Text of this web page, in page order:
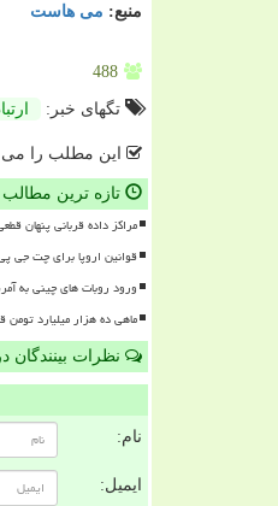
منبع: می هاست
488
تگهای خبر:
این مطلب را می
تازه ترین
مراکز داده قربانی پنهان
قوانین اروپا برای چت
ورود روبات های چینی به
ماهی ده هزار میلیارد
نظرات
نام:
ایمیل: